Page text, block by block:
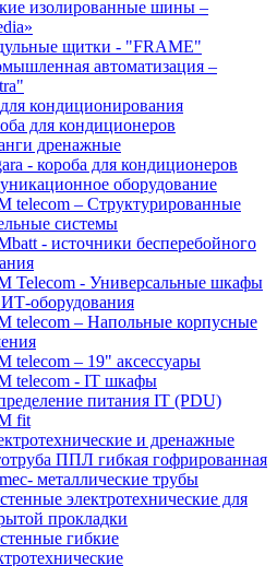
изолированные шины –
щитки - "FRAME"
автоматизация –
кондиционирования
для кондиционеров
дренажные
- короба для кондиционеров
оборудование
telecom – Структурированные
системы
- источники бесперебойного
Telecom - Универсальные шкафы
ИТ-оборудования
telecom – Напольные корпусные
telecom – 19" аксессуары
telecom - IT шкафы
питания IT (PDU)
fit
и дренажные
ППЛ гибкая гофрированная
металлические трубы
электротехнические для
прокладки
гибкие